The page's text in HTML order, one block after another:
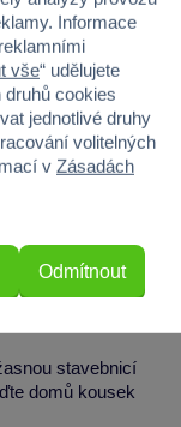
a všechny
skvélé
stavebnicí
domů kousek
Informace
vše“ udělujete
cookies
jednotlivé druhy
volitelných
v Zásadách
Odmítnout